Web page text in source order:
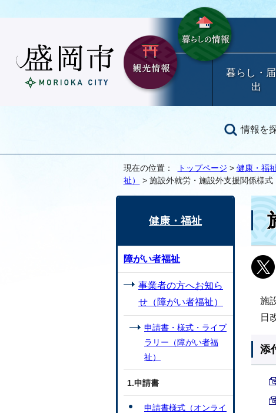
暮らし・
出
情報を
現在の位置： トップページ > 健康・福
祉）
> 施設外就労・施設外支援関係様式
施
日
添
健康・福祉
障がい者福祉
事業者の方へお知ら
せ（障がい者福祉）
申請書・様式・ライブ
ラリー（障がい者福
祉）
1.申請書
申請書様式（オンライ